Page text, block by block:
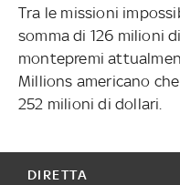
Tra le missioni
somma di 126 milioni
montepremi
Millions americano
252 milioni di dollari.
DIRETTA